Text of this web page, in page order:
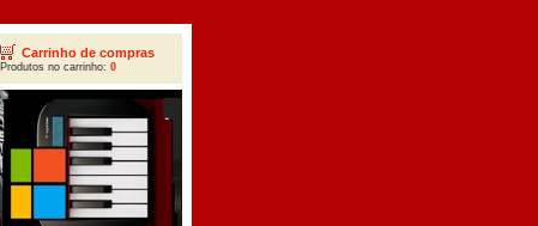
Carrinho de compras
Produtos no carrinho: 0